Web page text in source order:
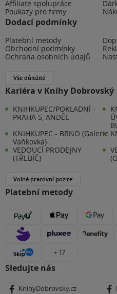
Affiliate spolupráce
Poukazy pro firmy
Dodací podmínky
Platební metody
Obchodní podmínky
Ochrana osobních údajů
Vše důležité
Kariéra v Knihy Dobrovský
KNIHKUPEC/POKLADNÍ -
PRAHA 5, ANDĚL
KNIHKUPEC - BRNO (Galerie
Vaňkovka)
VEDOUCÍ PRODEJNY
(TŘEBÍČ)
Volné pracovní pozice
Platební metody
+ 17
Sledujte nás
KnihyDobrovsky.cz